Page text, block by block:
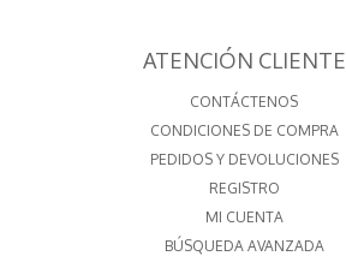
ATENCIÓN CLIENTE
CONTÁCTENOS
CONDICIONES DE COMPRA
PEDIDOS Y DEVOLUCIONES
REGISTRO
MI CUENTA
BÚSQUEDA AVANZADA